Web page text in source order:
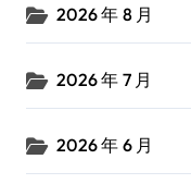
2026 年 8 月
2026 年 7 月
2026 年 6 月